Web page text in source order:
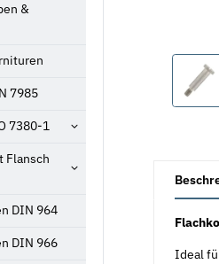
Ideal
&
7985
7380-1
Flansch
DIN 964
DIN 966